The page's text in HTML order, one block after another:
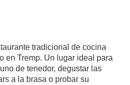
tradicional de cocina
en Tremp. Un lugar ideal para
de tenedor, degustar las
a la brasa o probar su